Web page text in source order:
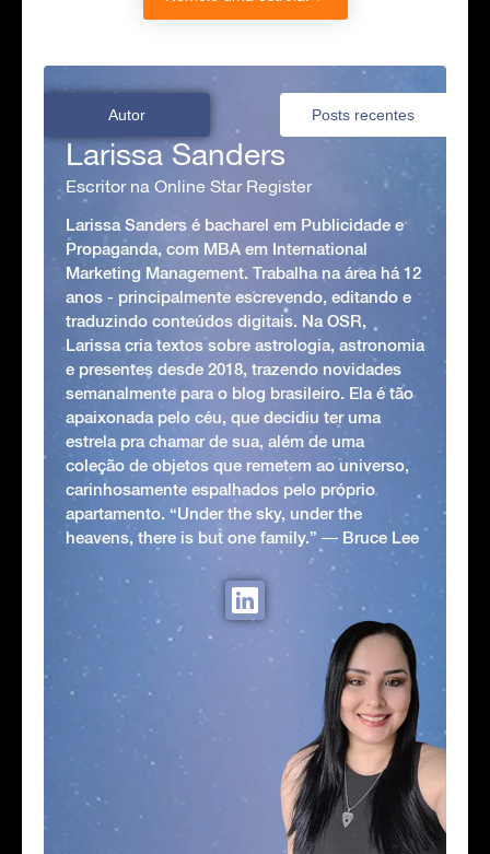
Autor Posts recentes
Larissa Sanders
Escritor na Online Star Register
Larissa Sanders é bacharel em Publicidade e
Propaganda, com MBA em International
Marketing Management. Trabalha na área há 12
anos - principalmente escrevendo, editando e
traduzindo conteúdos digitais. Na OSR,
Larissa cria textos sobre astrologia, astronomia
e presentes desde 2018, trazendo novidades
semanalmente para o blog brasileiro. Ela é tão
apaixonada pelo céu, que decidiu ter uma
estrela pra chamar de sua, além de uma
coleção de objetos que remetem ao universo,
carinhosamente espalhados pelo próprio
apartamento. “Under the sky, under the
heavens, there is but one family.” ― Bruce Lee